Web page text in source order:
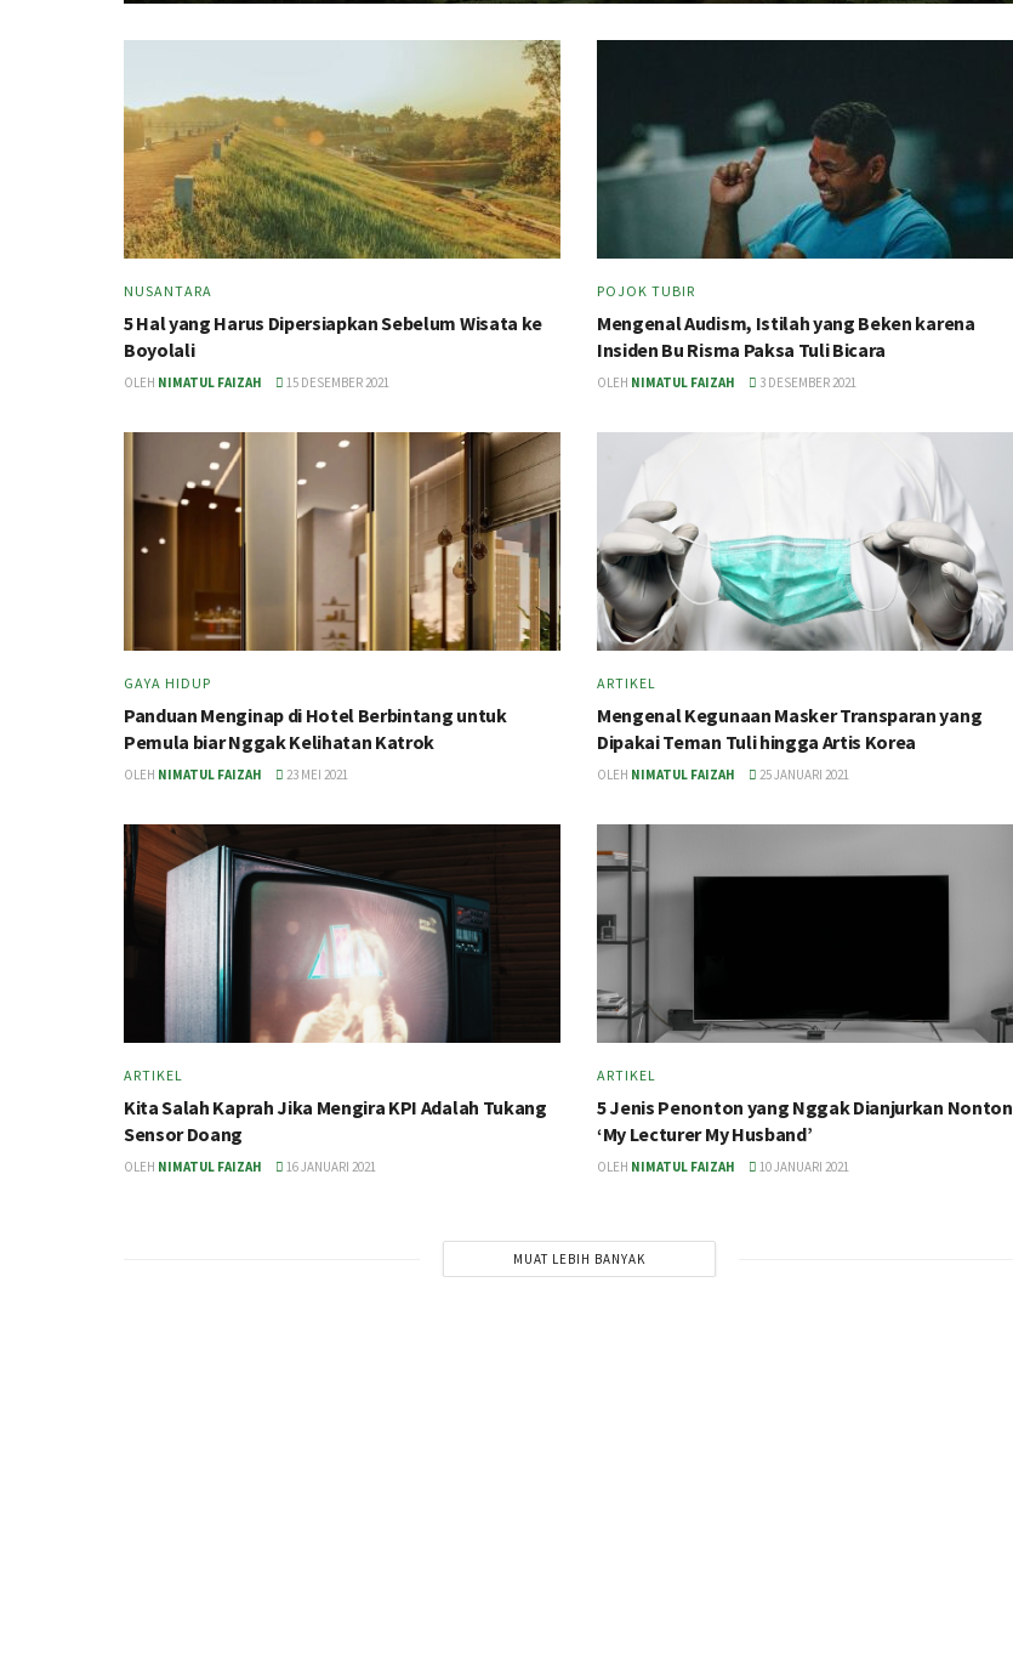
NUSANTARA
5 Hal yang Harus Dipersiapkan Sebelum Wisata ke
Boyolali
OLEH NIMATUL FAIZAH 15 DESEMBER 2021
POJOK TUBIR
Mengenal Audism, Istilah yang Beken karena
Insiden Bu Risma Paksa Tuli Bicara
OLEH NIMATUL FAIZAH 3 DESEMBER 2021
GAYA HIDUP
Panduan Menginap di Hotel Berbintang untuk
Pemula biar Nggak Kelihatan Katrok
OLEH NIMATUL FAIZAH 23 MEI 2021
ARTIKEL
Mengenal Kegunaan Masker Transparan yang
Dipakai Teman Tuli hingga Artis Korea
OLEH NIMATUL FAIZAH 25 JANUARI 2021
ARTIKEL
Kita Salah Kaprah Jika Mengira KPI Adalah Tukang
Sensor Doang
OLEH NIMATUL FAIZAH 16 JANUARI 2021
ARTIKEL
5 Jenis Penonton yang Nggak Dianjurkan Nonton
‘My Lecturer My Husband’
OLEH NIMATUL FAIZAH 10 JANUARI 2021
MUAT LEBIH BANYAK